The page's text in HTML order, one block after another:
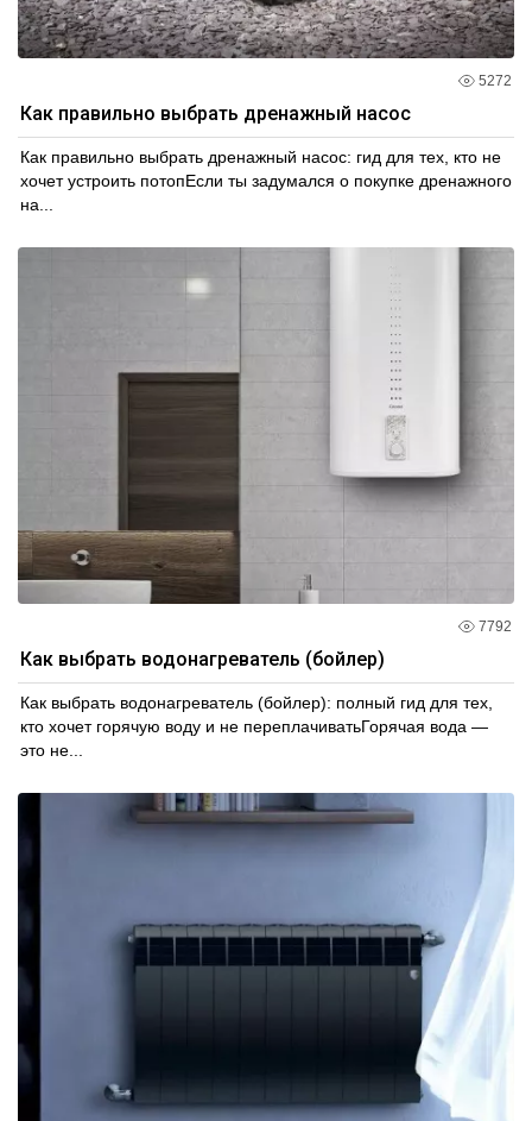
5272
Как правильно выбрать дренажный насос
Как правильно выбрать дренажный насос: гид для тех, кто не
хочет устроить потопЕсли ты задумался о покупке дренажного
на...
7792
Как выбрать водонагреватель (бойлер)
Как выбрать водонагреватель (бойлер): полный гид для тех,
кто хочет горячую воду и не переплачиватьГорячая вода —
это не...